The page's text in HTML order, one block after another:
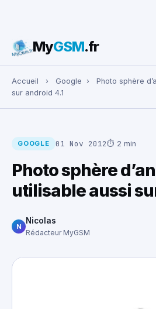
Rechercher :
MyGSM.fr
Accueil › Google ›
Photo sphère
sur android 4.1
GOOGLE 01 Nov 2012⏱ 2 min
Photo sphère
utilisable aussi
N
Nicolas
Rédacteur MyGSM